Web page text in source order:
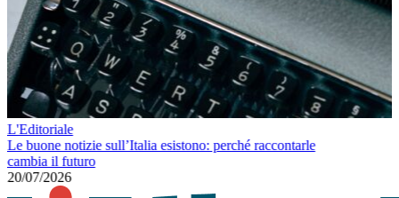
L'Editoriale
Le buone notizie sull’Italia esistono: perché raccontarle
cambia il futuro
20/07/2026